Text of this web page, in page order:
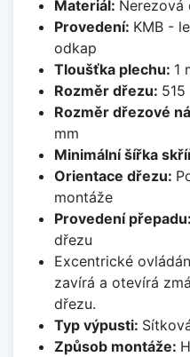
Materiál: Nerezová
Provedení: KMB -
odkap
Tloušťka plechu: 1
Rozměr dřezu:
Rozměr dřezové
mm
Minimální šířka
Orientace dřezu:
montáže
Provedení přepadu:
dřezu
Excentrické
zavírá a otevírá
dřezu.
Typ výpusti:
Způsob montáže: